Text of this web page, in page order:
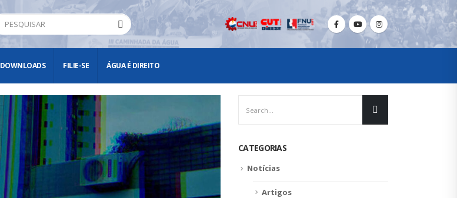
DOWNLOADS FILIE-SE ÁGUA É DIREITO
CATEGORIAS
Notícias
Artigos